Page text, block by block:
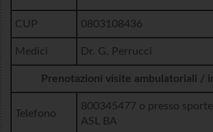
CUP 0803108436
Medici Dr. G. Perrucci
Prenotazioni visite ambulatoriali /
Telefono
800345477 o presso
ASL BA